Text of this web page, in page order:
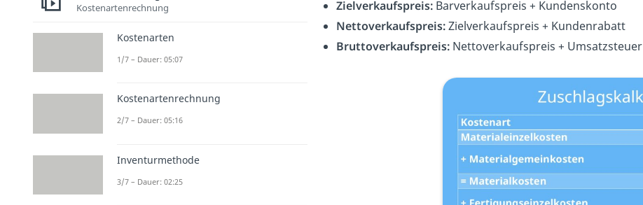
Zielverkaufspreis: Barverkaufspreis + Kundenskonto
Nettoverkaufspreis:Zielverkaufspreis + Kundenrabatt
Bruttoverkaufspreis: Nettoverkaufspreis + Umsatzsteuer
Kostenartenrechnung
Kostenarten
1/7 – Dauer: 05:07
Kostenartenrechnung
2/7 – Dauer: 05:16
Inventurmethode
3/7 – Dauer: 02:25